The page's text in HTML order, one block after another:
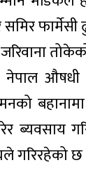
समिर
नेपाल
ब्यवसाय
गरिरहेको छ